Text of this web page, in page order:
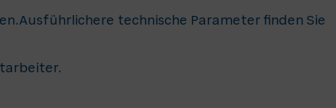
technische Parameter finden Sie